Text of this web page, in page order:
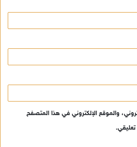
والموقع الإلكتروني في هذا المتصفح
تعليقي.